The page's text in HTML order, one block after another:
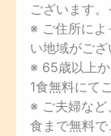
ございます
※ ご住所によ
い地域がござ
※ 65歳以上
1食無料にて
※ ご夫婦など
食まで無料で